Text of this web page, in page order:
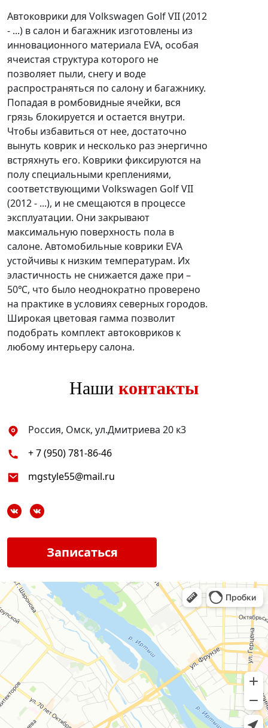
Автоковрики для Volkswagen Golf VII (2012
- ...) в салон и багажник изготовлены из
инновационного материала EVA, особая
ячеистая структура которого не
позволяет пыли, снегу и воде
распространяться по салону и багажнику.
Попадая в ромбовидные ячейки, вся
грязь блокируется и остается внутри.
Чтобы избавиться от нее, достаточно
вынуть коврик и несколько раз энергично
встряхнуть его. Коврики фиксируются на
полу специальными креплениями,
соответствующими Volkswagen Golf VII
(2012 - ...), и не смещаются в процессе
эксплуатации. Они закрывают
максимальную поверхность пола в
салоне. Автомобильные коврики EVA
устойчивы к низким температурам. Их
эластичность не снижается даже при –
50℃, что было неоднократно проверено
на практике в условиях северных городов.
Широкая цветовая гамма позволит
подобрать комплект автоковриков к
любому интерьеру салона.
Наши контакты
Россия, Омск, ул.Дмитриева 20 к3
+ 7 (950) 781-86-46
mgstyle55@mail.ru
Записаться